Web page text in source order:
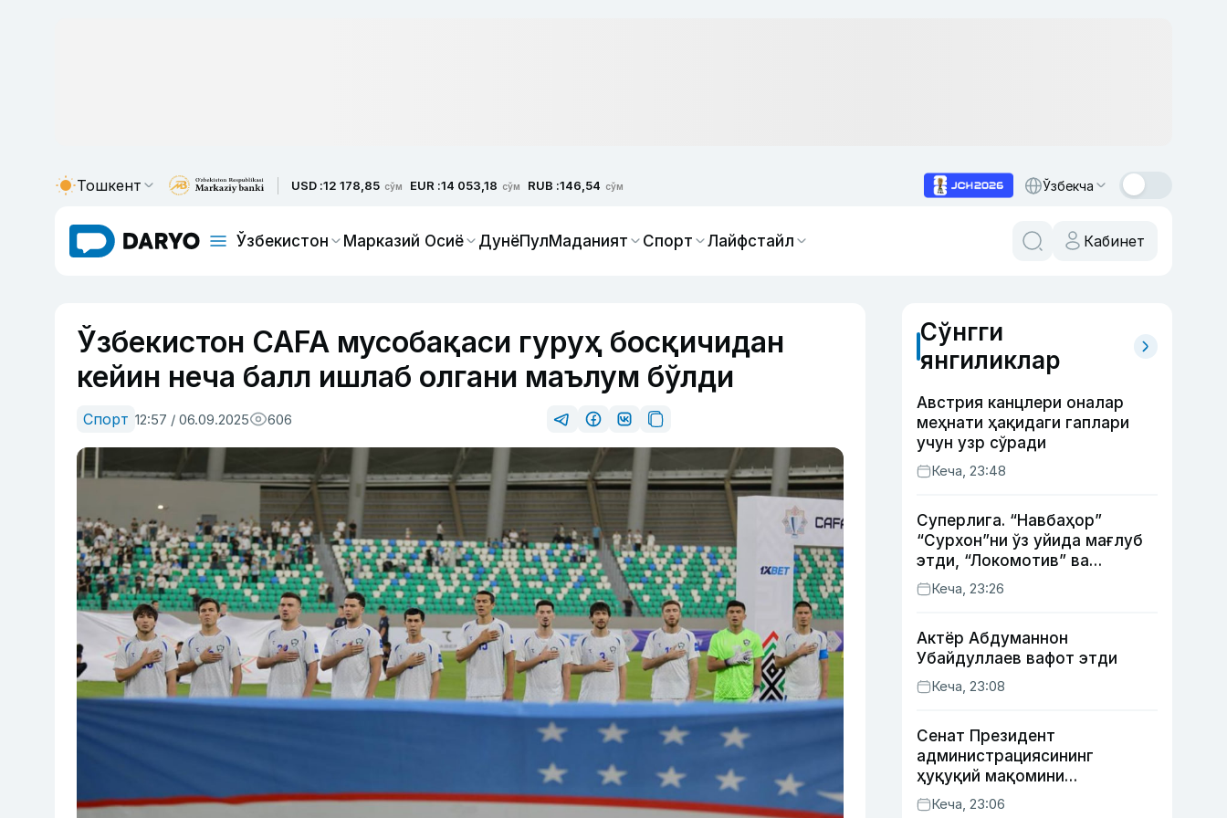
Тошкент USD :12 178,85 сўм EUR :14 053,18 сўм RUB :146,54 сўм Ўзбекча
Ўзбекистон Марказий Осиё ДунёПулМаданият Спорт Лайфстайл Кабинет
Ўзбекистон CAFA мусобақаси гуруҳ босқичидан
кейин неча балл ишлаб олгани маълум бўлди
Спорт 12:57 / 06.09.2025 606
Сўнгги
янгиликлар
Австрия канцлери оналар
меҳнати ҳақидаги гаплари
учун узр сўради
Кеча, 23:48
Суперлига. “Навбаҳор”
“Сурхон”ни ўз уйида мағлуб
этди, “Локомотив” ва
“Хоразм” уйда ғалаба
қозонди
Кеча, 23:26
Актёр Абду­маннон
Убайдуллаев вафот этди
Кеча, 23:08
Сенат Президент
администрациясининг
ҳуқуқий мақомини
белгиловчи конституциявий
Кеча, 23:06